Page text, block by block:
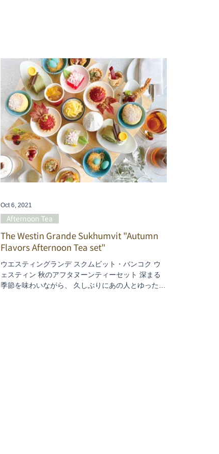
The Westin Grande Sukhumvit "Autumn
Flavors Afternoon Tea set"
ウエスティングランデ スクムビット・バンコク ウ
ェスティン 秋のアフタヌーンティーセット 深まる
季節を味わいながら、 久しぶりにあの人とゆった
Afternoon Tea
Oct 6, 2021